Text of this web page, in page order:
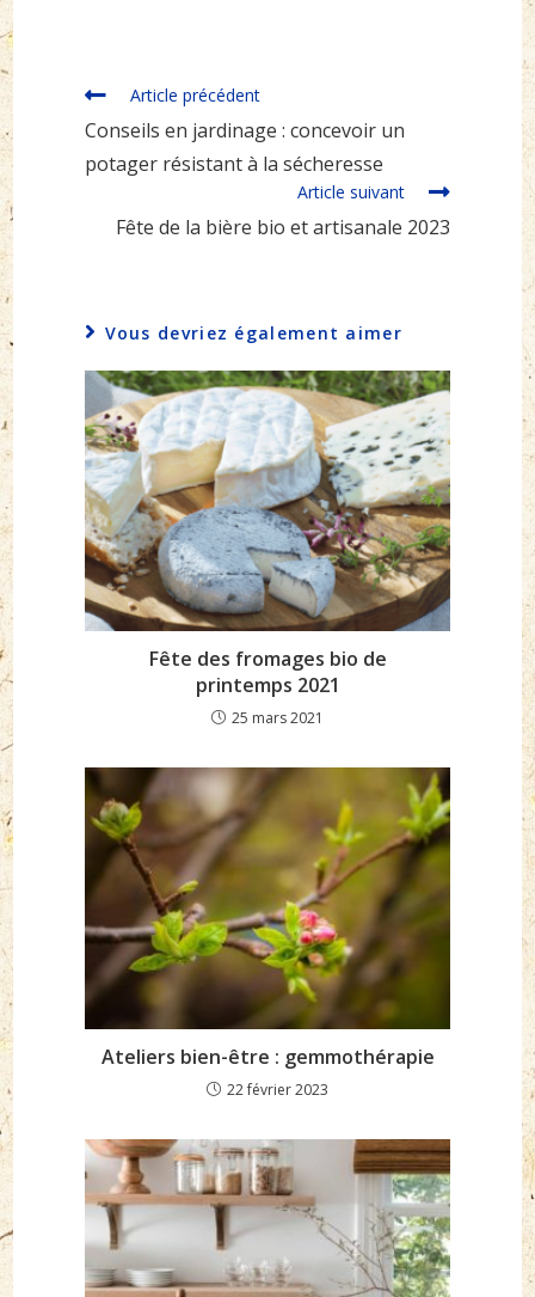
Read
articles
Article précédent
Conseils en jardinage : concevoir un
potager résistant à la sécheresse
Article suivant
Fête de la bière bio et artisanale 2023
Vous devriez également aimer
Fête des fromages bio de
printemps 2021
25 mars 2021
Ateliers bien-être : gemmothérapie
22 février 2023